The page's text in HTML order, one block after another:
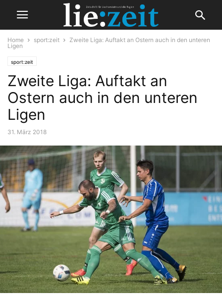
Home sport:zeit
Zweite Liga: Auftakt an Ostern auch in den unteren
Ligen
sport:zeit
Zweite Liga: Auftakt an
Ostern auch in den unteren
Ligen
31. März 2018